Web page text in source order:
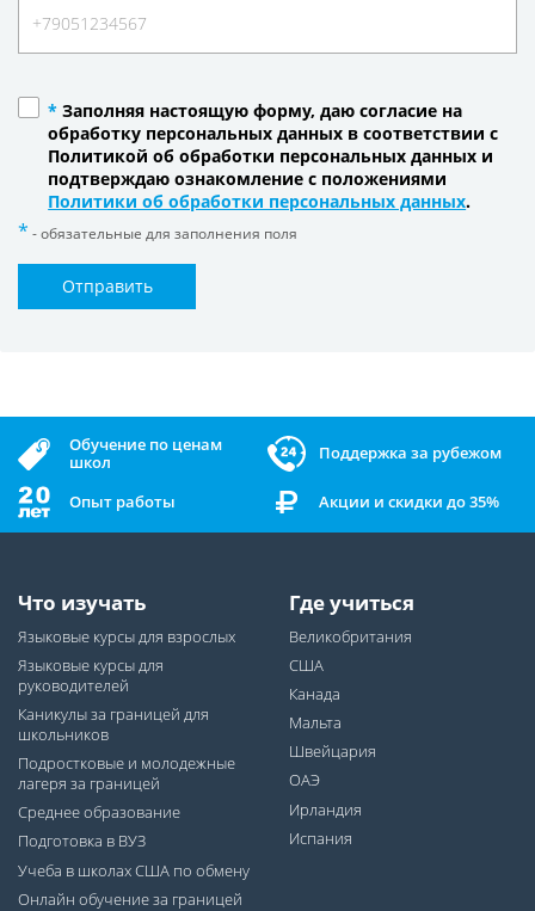
* Заполняя настоящую форму, даю согласие на
обработку персональных данных в соответствии с
Политикой об обработки персональных данных и
подтверждаю ознакомление с положениями
Политики об обработки персональных данных.
- обязательные для заполнения поля
Отправить
Обучение по ценам
школ
Поддержка за рубежом
Опыт работы Акции и скидки до 35%
Что изучать
Языковые курсы для взрослых
Языковые курсы для
руководителей
Каникулы за границей для
школьников
Подростковые и молодежные
лагеря за границей
Среднее образование
Подготовка в ВУЗ
Учеба в школах США по обмену
Онлайн обучение за границей
Где учиться
Великобритания
США
Канада
Мальта
Швейцария
ОАЭ
Ирландия
Испания